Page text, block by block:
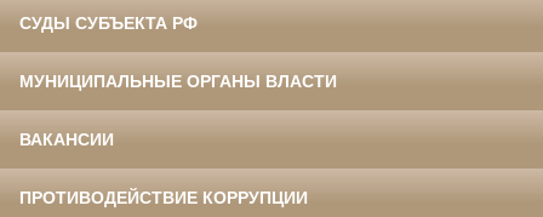
СУДЫ СУБЪЕКТА РФ
МУНИЦИПАЛЬНЫЕ ОРГАНЫ ВЛАСТИ
ВАКАНСИИ
ПРОТИВОДЕЙСТВИЕ КОРРУПЦИИ